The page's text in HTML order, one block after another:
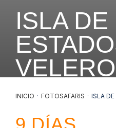
ISLA DE
VELERO
INICIO · FOTOSAFARIS · ISLA